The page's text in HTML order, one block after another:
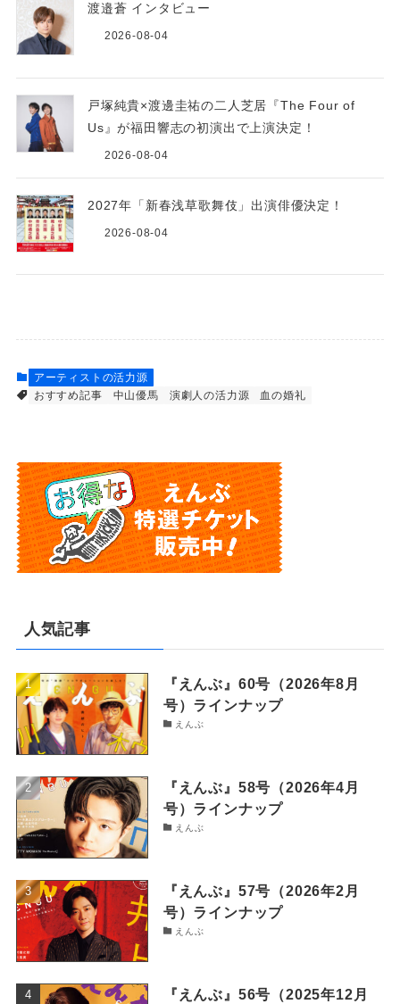
渡邉蒼 インタビュー
2026-08-04
戸塚純貴×渡邊圭祐の二人芝居『The Four of
Us』が福田響志の初演出で上演決定！
2026-08-04
2027年「新春浅草歌舞伎」出演俳優決定！
2026-08-04
アーティストの活力源
おすすめ記事
中山優馬 演劇人の活力源 血の婚礼
人気記事
『えんぶ』60号（2026年8月
号）ラインナップ
えんぶ
『えんぶ』58号（2026年4月
号）ラインナップ
えんぶ
『えんぶ』57号（2026年2月
号）ラインナップ
えんぶ
『えんぶ』56号（2025年12月